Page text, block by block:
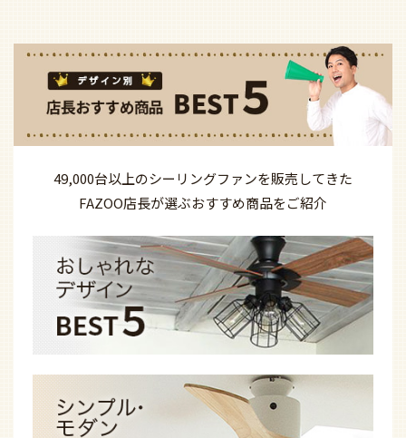
49,000台以上のシーリングファンを販売してきた
FAZOO店長が選ぶおすすめ商品をご紹介